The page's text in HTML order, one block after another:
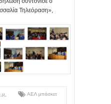
Τηλεόραση»,
ΑΕΛ μπάσκετ